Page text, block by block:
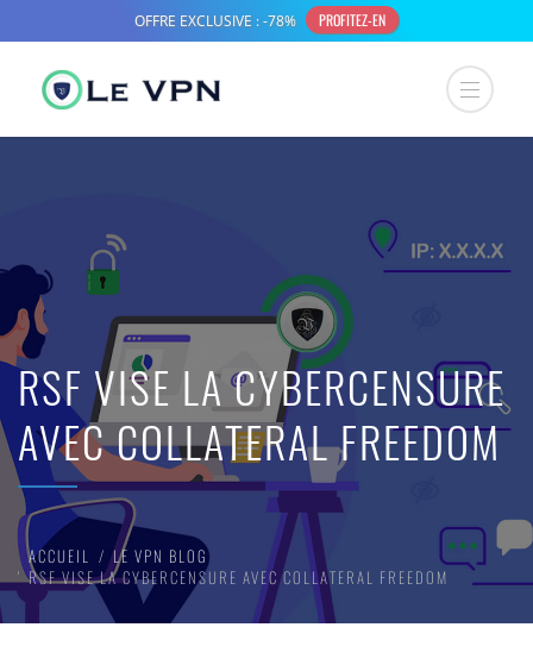
RSF VISE LA CYBERCENSURE
AVEC COLLATERAL FREEDOM
ACCUEIL
LE VPN BLOG
RSF VISE LA CYBERCENSURE AVEC COLLATERAL FREEDOM